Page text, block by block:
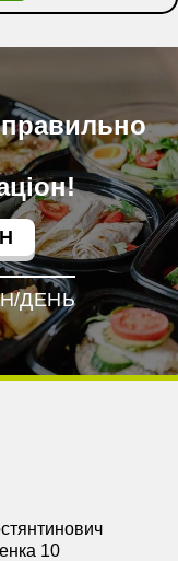
правильно
ДЕНЬ
10